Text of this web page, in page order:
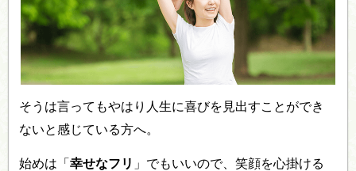
そうは言ってもやはり人生に喜びを見出すことができ
ないと感じている方へ。
始めは「幸せなフリ 」でもいいので、笑顔を心掛ける